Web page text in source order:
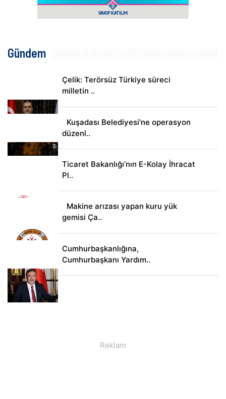
Gündem
Çelik: Terörsüz Türkiye süreci
milletin ..
Kuşadası Belediyesi'ne operasyon
düzenl..
Ticaret Bakanlığı’nın E-Kolay İhracat
Pl..
Makine arızası yapan kuru yük
gemisi Ça..
Cumhurbaşkanlığına,
Cumhurbaşkanı Yardım..